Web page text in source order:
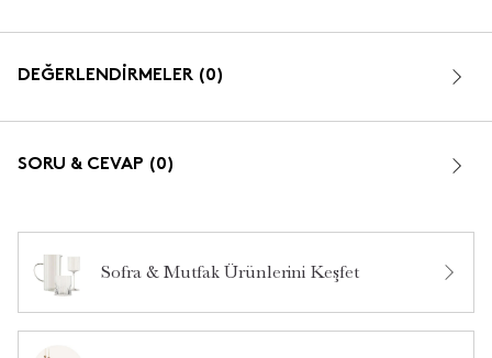
DEĞERLENDİRMELER (0)
SORU & CEVAP (0)
Sofra & Mutfak Ürünlerini Keşfet